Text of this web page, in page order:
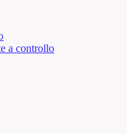
a controllo